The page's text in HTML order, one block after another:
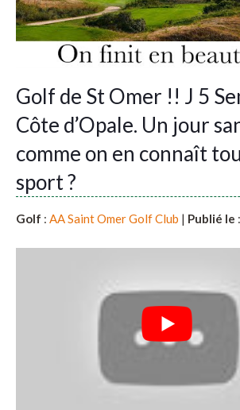
Golf de St Omer !! J 5
Côte d’Opale. Un jour
comme on en connaît
sport ?
Golf : AA Saint Omer Golf Club | Publié le